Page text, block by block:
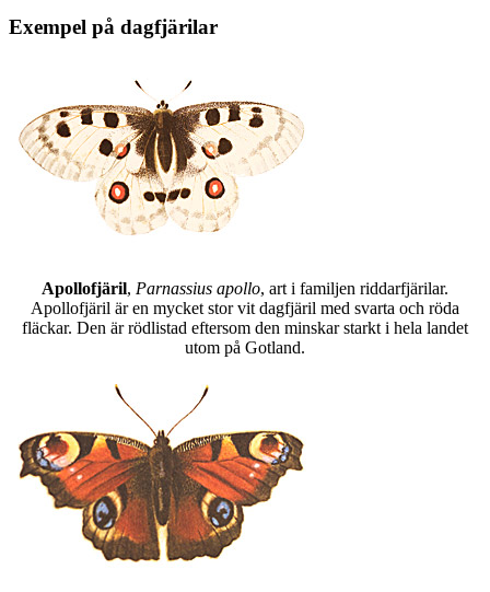
Exempel på dagfjärilar
Apollofjäril, Parnassius apollo, art i familjen riddarfjärilar.
Apollofjäril är en mycket stor vit dagfjäril med svarta och röda
fläckar. Den är rödlistad eftersom den minskar starkt i hela landet
utom på Gotland.